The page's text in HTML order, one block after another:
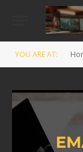
YOU ARE AT: